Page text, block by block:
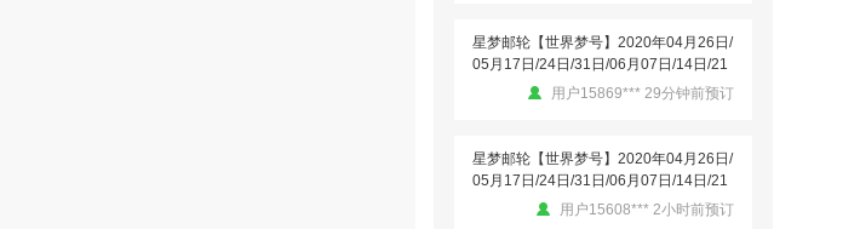
轮旅行
表示这次游轮很开心 因为之前去过其他
用户漪凝彦歆 发表了点评
歌诗达邮轮【赛琳娜号】2020年01月31
晚特价游轮旅行
星梦邮轮【世界梦号】2020年04月26日/
05月17日/24日/31日/06月07日/14日/21
日/07月19日/26日/08月02日/08月09日/0
晚特价游轮旅行
用户15869*** 29分钟前预订
星梦邮轮【世界梦号】2020年04月26日/
05月17日/24日/31日/06月07日/14日/21
日/07月19日/26日/08月02日/08月09日/0
用户15608*** 2小时前预订